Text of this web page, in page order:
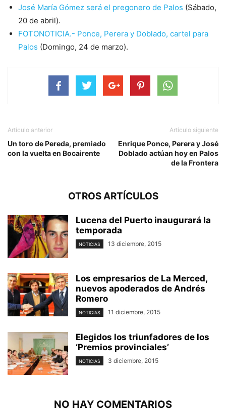
José María Gómez será el pregonero de Palos (Sábado,
20 de abril).
FOTONOTICIA.- Ponce, Perera y Doblado, cartel para
Palos (Domingo, 24 de marzo).
Artículo anterior
Un toro de Pereda, premiado
con la vuelta en Bocairente
Artículo siguiente
Enrique Ponce, Perera y José
Doblado actúan hoy en Palos
de la Frontera
OTROS ARTÍCULOS
Lucena del Puerto inaugurará la
temporada
NOTICIAS 13 diciembre, 2015
Los empresarios de La Merced,
nuevos apoderados de Andrés
Romero
NOTICIAS 11 diciembre, 2015
Elegidos los triunfadores de los
‘Premios provinciales’
NOTICIAS 3 diciembre, 2015
NO HAY COMENTARIOS